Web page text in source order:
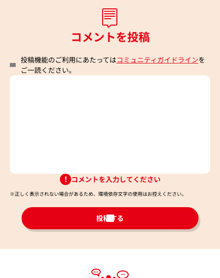
コメントを投稿
投稿機能のご利用にあたってはコミュニティガイドラインを
ご一読ください。
コメントを入力してください
※正しく表示されない場合があるため、環境依存文字の使用はお控えください。​
投稿する